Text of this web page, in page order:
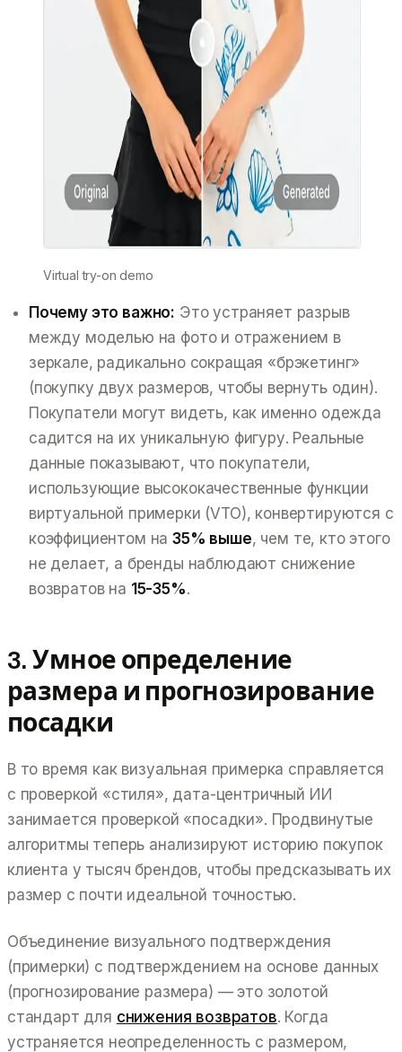
Virtual try-on demo
Почему это важно: Это устраняет разрыв
между моделью на фото и отражением в
зеркале, радикально сокращая «брэкетинг»
(покупку двух размеров, чтобы вернуть один).
Покупатели могут видеть, как именно одежда
садится на их уникальную фигуру. Реальные
данные показывают, что покупатели,
использующие высококачественные функции
виртуальной примерки (VTO), конвертируются с
коэффициентом на35% выше, чем те, кто этого
не делает, а бренды наблюдают снижение
возвратов на 15-35%.
3. Умное определение
размера и прогнозирование
посадки
В то время как визуальная примерка справляется
с проверкой «стиля», дата-центричный ИИ
занимается проверкой «посадки». Продвинутые
алгоритмы теперь анализируют историю покупок
клиента у тысяч брендов, чтобы предсказывать их
размер с почти идеальной точностью.
Объединение визуального подтверждения
(примерки) с подтверждением на основе данных
(прогнозирование размера) — это золотой
стандарт для снижения возвратов. Когда
устраняется неопределенность с размером,